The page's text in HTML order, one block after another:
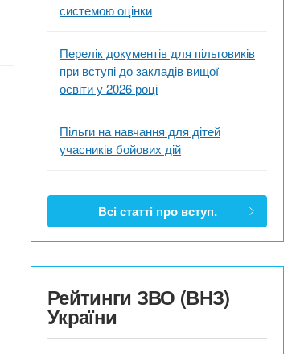
системою оцінки
Перелік документів для пільговиків
при вступі до закладів вищої
освіти у 2026 році
Пільги на навчання для дітей
учасників бойових дій
Всі статті про вступ.
Рейтинги ЗВО (ВНЗ)
України